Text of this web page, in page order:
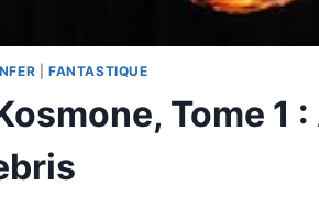
|FANTASTIQUE
Tome 1